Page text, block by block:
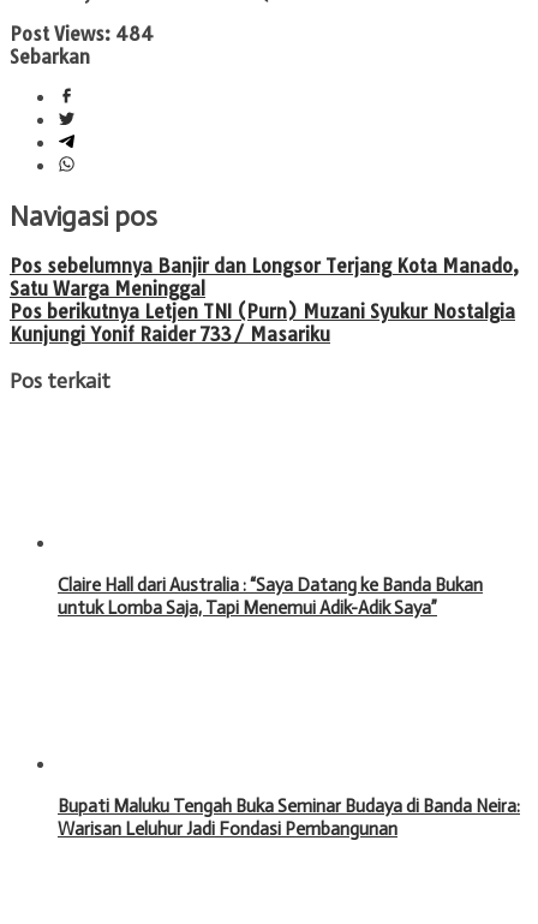
Post Views: 484
Sebarkan
Navigasi pos
Pos sebelumnya Banjir dan Longsor Terjang Kota Manado,
Satu Warga Meninggal
Pos berikutnya Letjen TNI (Purn) Muzani Syukur Nostalgia
Kunjungi Yonif Raider 733/ Masariku
Pos terkait
Claire Hall dari Australia : “Saya Datang ke Banda Bukan
untuk Lomba Saja, Tapi Menemui Adik-Adik Saya”
Bupati Maluku Tengah Buka Seminar Budaya di Banda Neira:
Warisan Leluhur Jadi Fondasi Pembangunan